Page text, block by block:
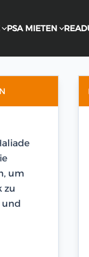
PSA MIETEN
um
zu
und